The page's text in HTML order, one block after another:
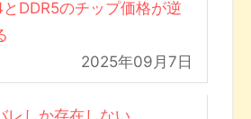
とDDR5のチップ価格が逆
2025年09月7日